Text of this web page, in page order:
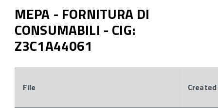
MEPA - FORNITURA DI
CONSUMABILI - CIG:
Z3C1A44061
File Created